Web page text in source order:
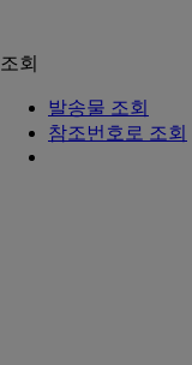
조회
발송물 조회
참조번호로 조회